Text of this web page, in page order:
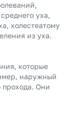
уха,
холестеатому
из уха.
которые
наружный
прохода. Они